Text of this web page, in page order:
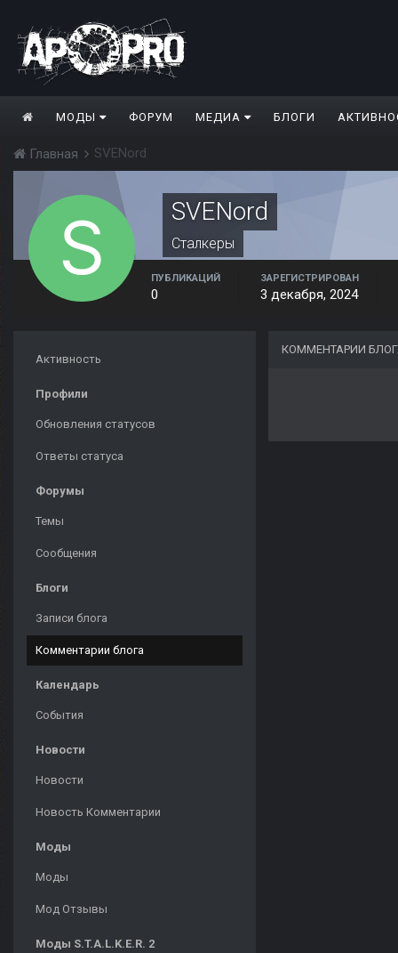
МОДЫ ФОРУМ МЕДИА БЛОГИ
Главная SVENord
SVENord
Сталкеры
ПУБЛИКАЦИЙ
0
ЗАРЕГИСТРИРОВАН
3 декабря, 2024
Активность
Профили
Обновления статусов
Ответы статуса
Форумы
Темы
Сообщения
Блоги
Записи блога
Комментарии блога
Календарь
События
Новости
Новости
Новость Комментарии
Моды
Моды
Мод Отзывы
Моды S.T.A.L.K.E.R. 2
КОММЕНТАРИИ